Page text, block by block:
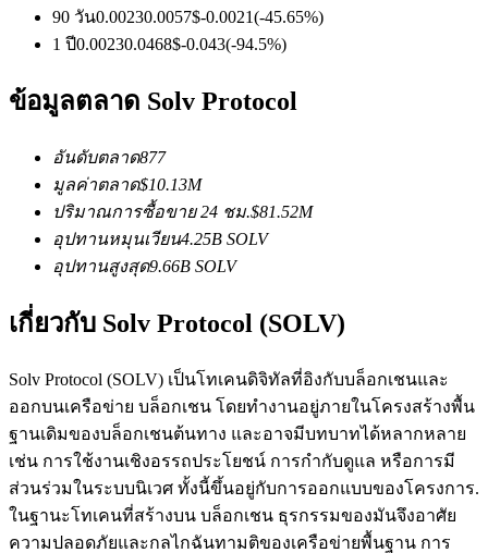
คัดลอกการซื้อขาย
เข้าร่วมกับเทรดเดอร์ชั้นนำ
เป็นเทรดเดอร์คัดลอก
เพลิดเพลินกับการแบ่งปันผลกำไรและค่าคอมมิชชั่นการคัด
90 วัน0.00230.0057$-0.0021(-45.65%)
1 ปี0.00230.0468$-0.043(-94.5%)
ข้อมูลตลาด Solv Protocol
อันดับตลาด877
มูลค่าตลาด$10.13M
ปริมาณการซื้อขาย 24 ชม.$81.52M
อุปทานหมุนเวียน4.25B SOLV
อุปทานสูงสุด9.66B SOLV
เกี่ยวกับ Solv Protocol (SOLV)
Solv Protocol (SOLV) เป็นโทเคนดิจิทัลที่อิงกับบล็อกเชนและ
ออกบนเครือข่าย บล็อกเชน โดยทำงานอยู่ภายในโครงสร้างพื้น
ฐานเดิมของบล็อกเชนต้นทาง และอาจมีบทบาทได้หลากหลาย
เช่น การใช้งานเชิงอรรถประโยชน์ การกำกับดูแล หรือการมี
ส่วนร่วมในระบบนิเวศ ทั้งนี้ขึ้นอยู่กับการออกแบบของโครงการ.
ในฐานะโทเคนที่สร้างบน บล็อกเชน ธุรกรรมของมันจึงอาศัย
ความปลอดภัยและกลไกฉันทามติของเครือข่ายพื้นฐาน การ